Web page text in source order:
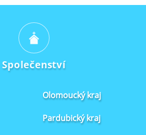
Společenství
Olomoucký kraj
Pardubický kraj